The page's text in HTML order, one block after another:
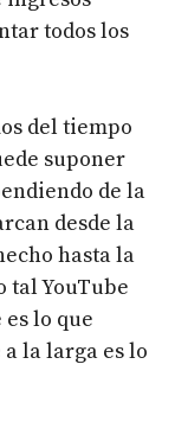
todos los
del tiempo
suponer
de la
desde la
hasta la
tal YouTube
lo que
la larga es lo